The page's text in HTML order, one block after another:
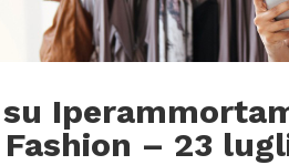
– 23